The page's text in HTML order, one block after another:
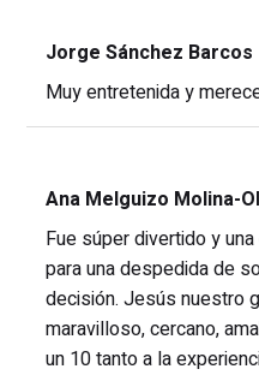
Jorge Sánchez Barcos
Muy entretenida y
Ana Melguizo Molina-
Fue súper divertido y
para una despedida de
decisión. Jesús nuestro
maravilloso, cercano,
un 10 tanto a la